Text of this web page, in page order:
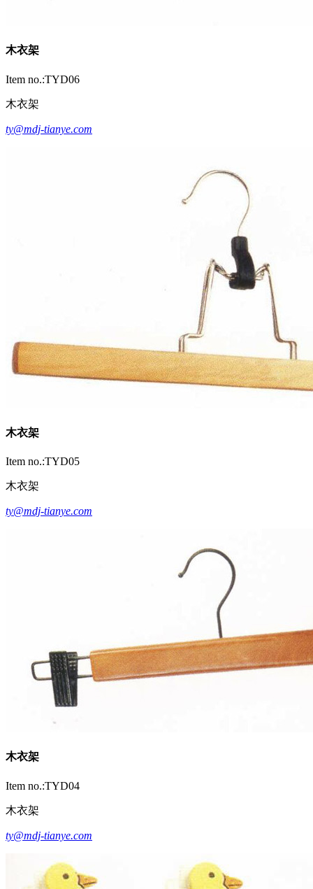
木衣架
Item no.:TYD06
木衣架
ty@mdj-tianye.com
木衣架
Item no.:TYD05
木衣架
ty@mdj-tianye.com
木衣架
Item no.:TYD04
木衣架
ty@mdj-tianye.com